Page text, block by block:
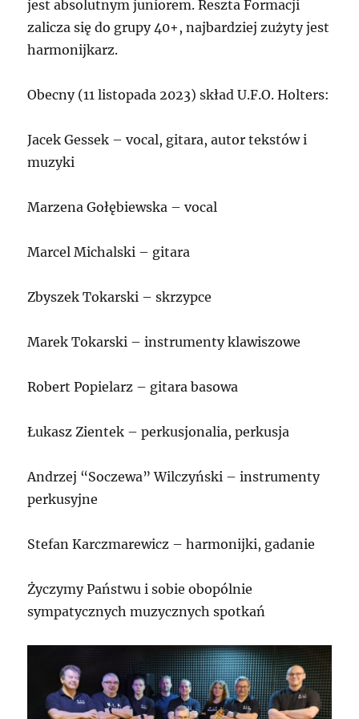
jest absolutnym juniorem. Reszta Formacji
zalicza się do grupy 40+, najbardziej zużyty jest
harmonijkarz.
Obecny (11 listopada 2023) skład U.F.O. Holters:
Jacek Gessek – vocal, gitara, autor tekstów i
muzyki
Marzena Gołębiewska – vocal
Marcel Michalski – gitara
Zbyszek Tokarski – skrzypce
Marek Tokarski – instrumenty klawiszowe
Robert Popielarz – gitara basowa
Łukasz Zientek – perkusjonalia, perkusja
Andrzej “Soczewa” Wilczyński – instrumenty
perkusyjne
Stefan Karczmarewicz – harmonijki, gadanie
Życzymy Państwu i sobie obopólnie
sympatycznych muzycznych spotkań